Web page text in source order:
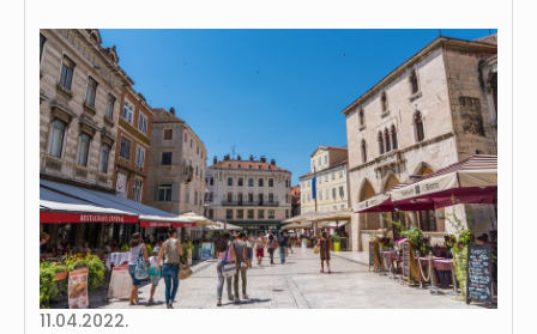
11.04.2022.